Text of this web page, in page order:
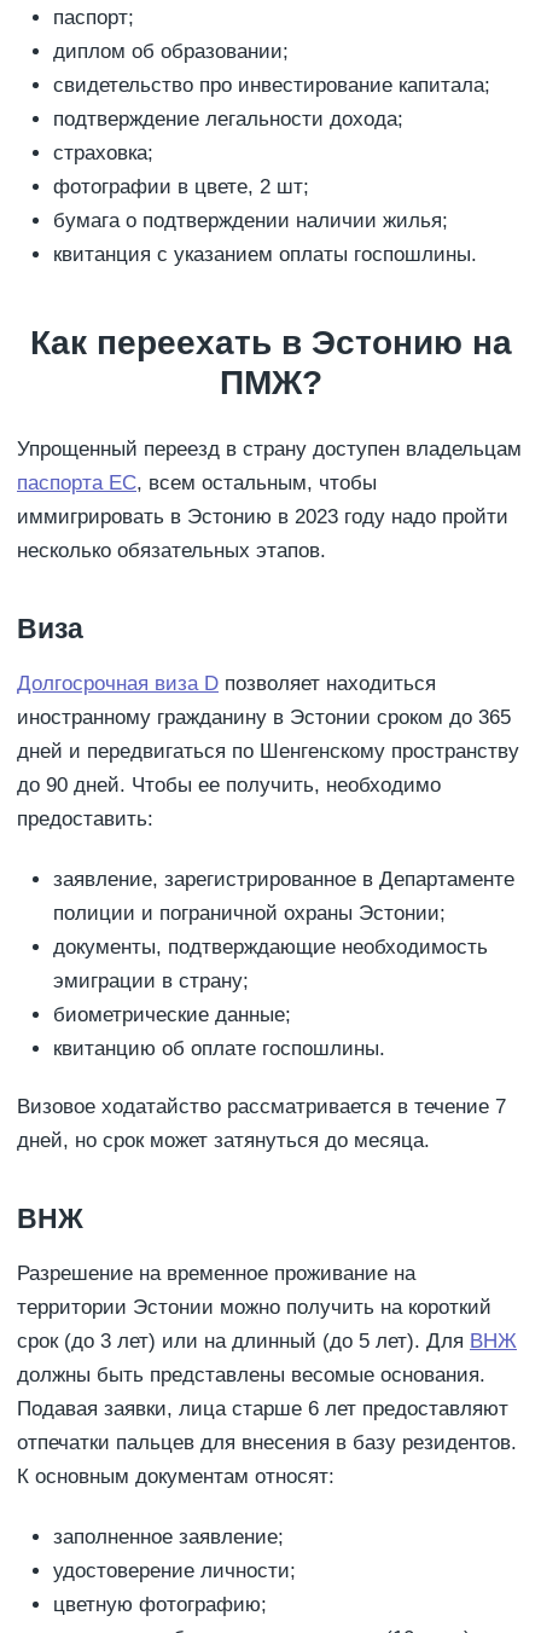
паспорт;
диплом об образовании;
свидетельство про инвестирование капитала;
подтверждение легальности дохода;
страховка;
фотографии в цвете, 2 шт;
бумага о подтверждении наличии жилья;
квитанция с указанием оплаты госпошлины.
Как переехать в Эстонию на
ПМЖ?
Упрощенный переезд в страну доступен владельцам
паспорта ЕС, всем остальным, чтобы
иммигрировать в Эстонию в 2023 году надо пройти
несколько обязательных этапов.
Виза
Долгосрочная виза D позволяет находиться
иностранному гражданину в Эстонии сроком до 365
дней и передвигаться по Шенгенскому пространству
до 90 дней. Чтобы ее получить, необходимо
предоставить:
заявление, зарегистрированное в Департаменте
полиции и пограничной охраны Эстонии;
документы, подтверждающие необходимость
эмиграции в страну;
биометрические данные;
квитанцию об оплате госпошлины.
Визовое ходатайство рассматривается в течение 7
дней, но срок может затянуться до месяца.
ВНЖ
Разрешение на временное проживание на
территории Эстонии можно получить на короткий
срок (до 3 лет) или на длинный (до 5 лет). Для ВНЖ
должны быть представлены весомые основания.
Подавая заявки, лица старше 6 лет предоставляют
отпечатки пальцев для внесения в базу резидентов.
К основным документам относят:
заполненное заявление;
удостоверение личности;
цветную фотографию;